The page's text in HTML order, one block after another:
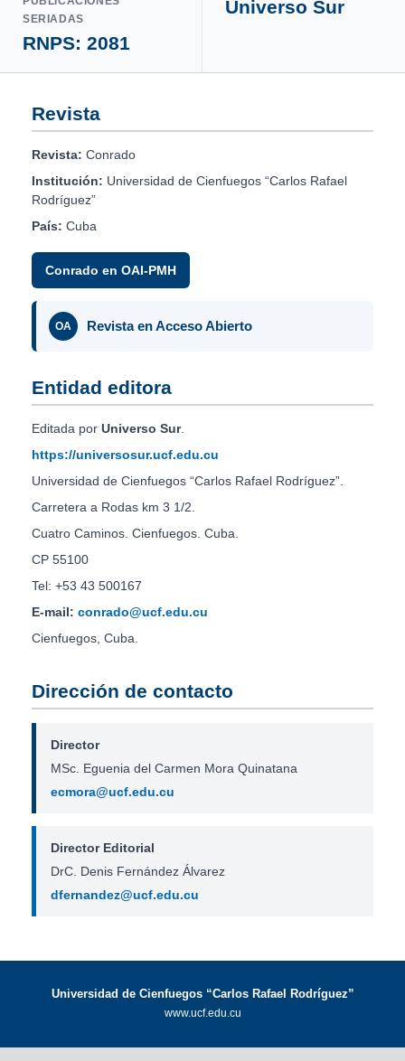
SERIADAS
RNPS: 2081
Universo Sur
Revista
Revista: Conrado
Institución: Universidad de Cienfuegos “Carlos Rafael
Rodríguez”
País: Cuba
Conrado en OAI-PMH
OA Revista en Acceso Abierto
Entidad editora
Editada por Universo Sur.
https://universosur.ucf.edu.cu
Universidad de Cienfuegos “Carlos Rafael Rodríguez”.
Carretera a Rodas km 3 1/2.
Cuatro Caminos. Cienfuegos. Cuba.
CP 55100
Tel: +53 43 500167
E-mail: conrado@ucf.edu.cu
Cienfuegos, Cuba.
Dirección de contacto
Director
MSc. Eguenia del Carmen Mora Quinatana
ecmora@ucf.edu.cu
Director Editorial
DrC. Denis Fernández Álvarez
dfernandez@ucf.edu.cu
Universidad de Cienfuegos “Carlos Rafael Rodríguez”
www.ucf.edu.cu